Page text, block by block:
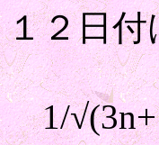
１２日付
1/